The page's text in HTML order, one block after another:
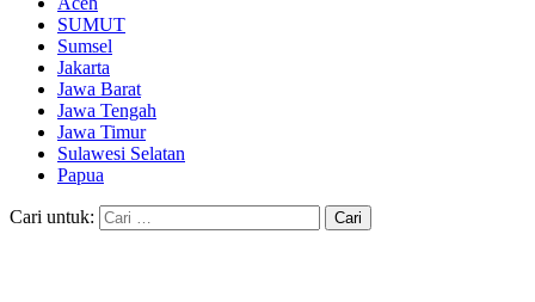
SUMUT
Sumsel
Jakarta
Jawa Barat
Jawa Tengah
Jawa Timur
Sulawesi Selatan
Papua
Cari untuk: